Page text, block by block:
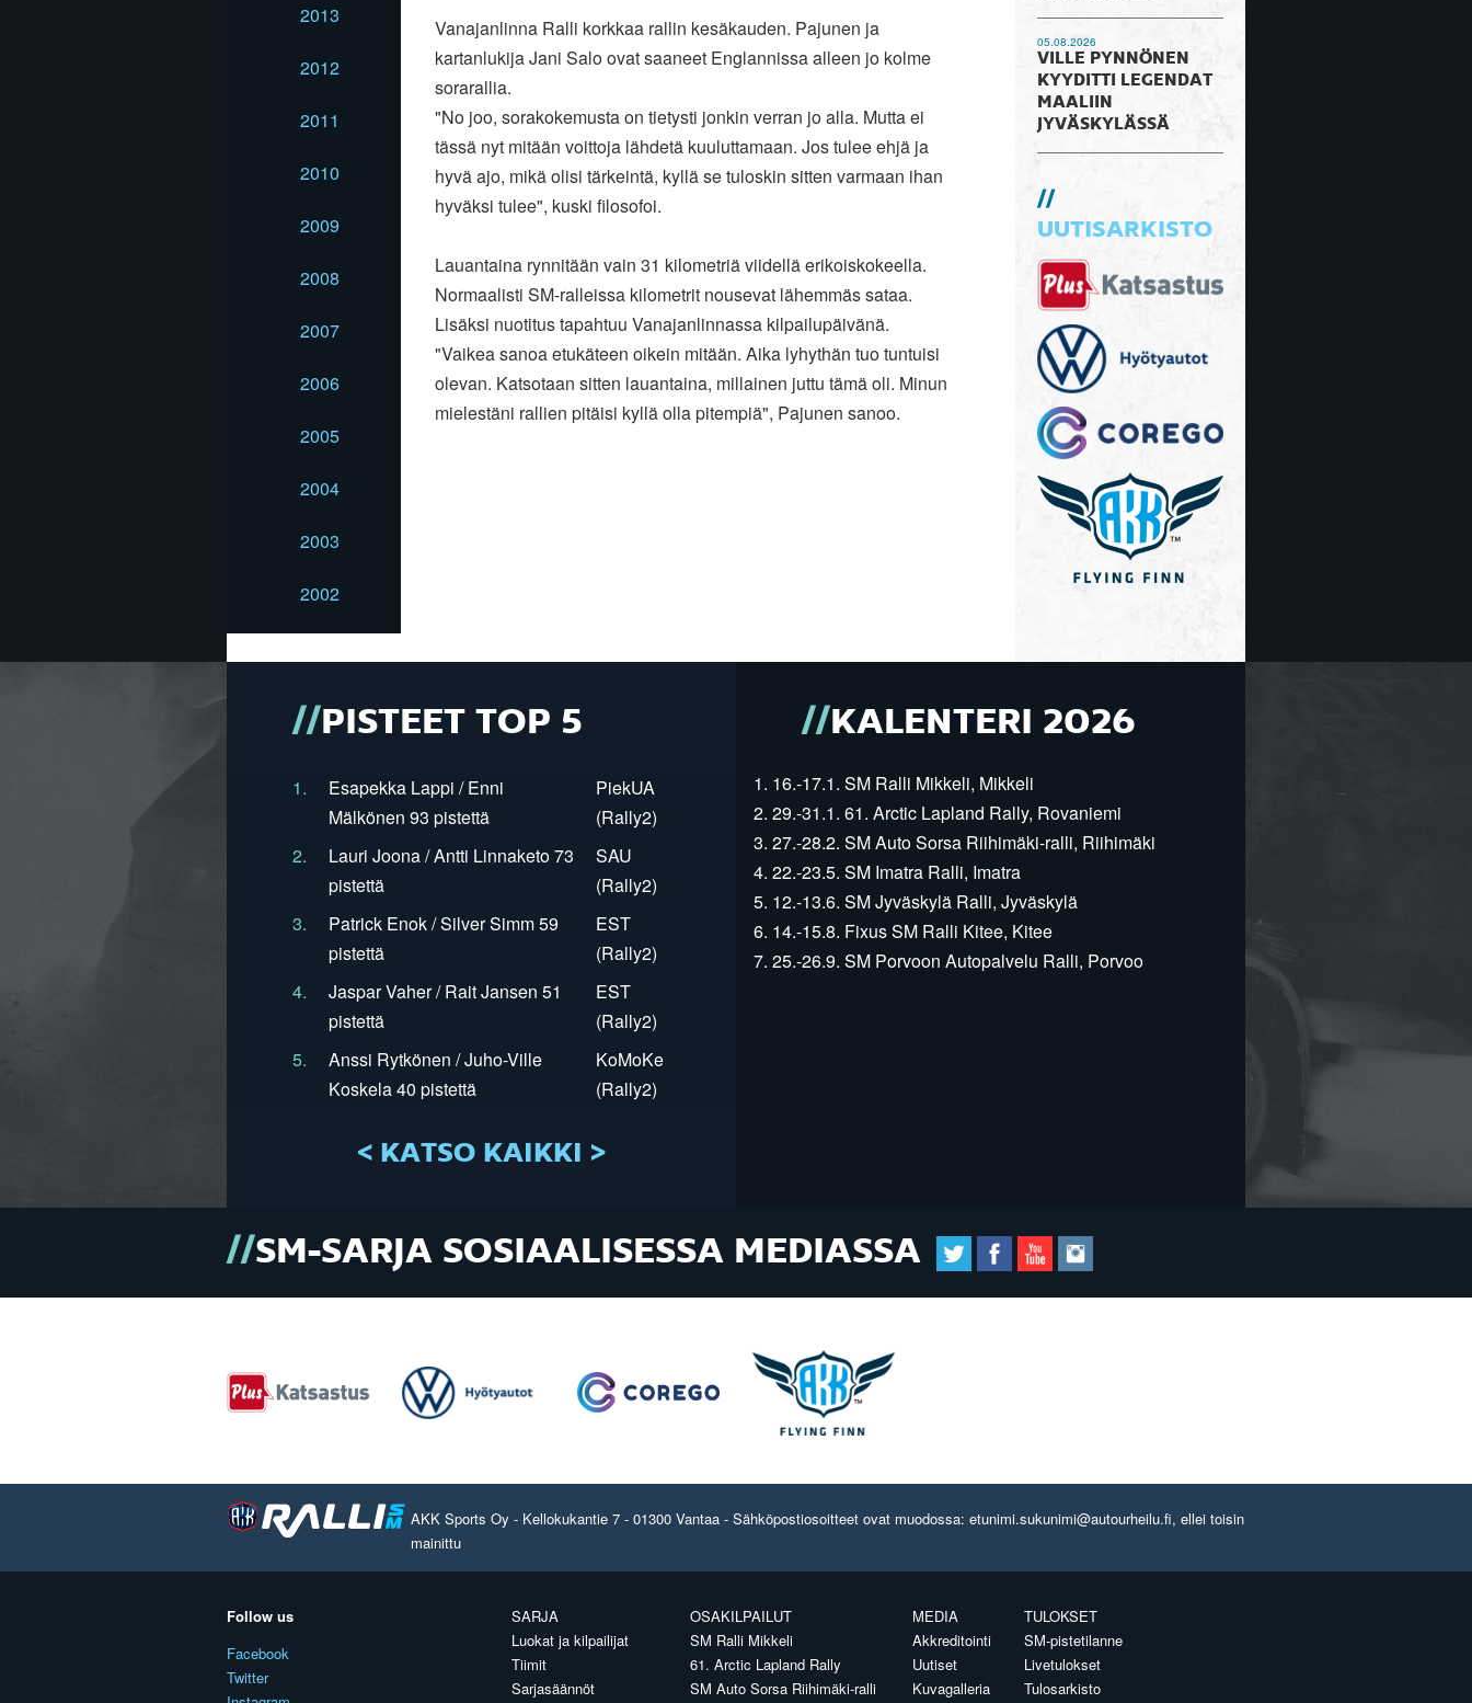
2013
2012
2011
2010
2009
2008
2007
2006
2005
2004
2003
2002
Vanajanlinna Ralli korkkaa rallin kesäkauden. Pajunen ja
kartanlukija Jani Salo ovat saaneet Englannissa alleen jo kolme
sorarallia.
"No joo, sorakokemusta on tietysti jonkin verran jo alla. Mutta ei
tässä nyt mitään voittoja lähdetä kuuluttamaan. Jos tulee ehjä ja
hyvä ajo, mikä olisi tärkeintä, kyllä se tuloskin sitten varmaan ihan
hyväksi tulee", kuski filosofoi.
Lauantaina rynnitään vain 31 kilometriä viidellä erikoiskokeella.
Normaalisti SM-ralleissa kilometrit nousevat lähemmäs sataa.
Lisäksi nuotitus tapahtuu Vanajanlinnassa kilpailupäivänä.
"Vaikea sanoa etukäteen oikein mitään. Aika lyhythän tuo tuntuisi
olevan. Katsotaan sitten lauantaina, millainen juttu tämä oli. Minun
mielestäni rallien pitäisi kyllä olla pitempiä", Pajunen sanoo.
05.08.2026
VILLE PYNNÖNEN
KYYDITTI LEGENDAT
MAALIIN
JYVÄSKYLÄSSÄ
UUTISARKISTO
PISTEET TOP 5
1.
Esapekka Lappi / Enni
Mälkönen 93 pistettä
PiekUA
(Rally2)
2.
Lauri Joona / Antti Linnaketo 73
pistettä
SAU
(Rally2)
3.
Patrick Enok / Silver Simm 59
pistettä
EST
(Rally2)
4.
Jaspar Vaher / Rait Jansen 51
pistettä
EST
(Rally2)
5.
Anssi Rytkönen / Juho-Ville
Koskela 40 pistettä
KoMoKe
(Rally2)
< KATSO KAIKKI >
KALENTERI 2026
1. 16.-17.1. SM Ralli Mikkeli, Mikkeli
2. 29.-31.1. 61. Arctic Lapland Rally, Rovaniemi
3. 27.-28.2. SM Auto Sorsa Riihimäki-ralli, Riihimäki
4. 22.-23.5. SM Imatra Ralli, Imatra
5. 12.-13.6. SM Jyväskylä Ralli, Jyväskylä
6. 14.-15.8. Fixus SM Ralli Kitee, Kitee
7. 25.-26.9. SM Porvoon Autopalvelu Ralli, Porvoo
SM-SARJA SOSIAALISESSA MEDIASSA
AKK Sports Oy - Kellokukantie 7 - 01300 Vantaa - Sähköpostiosoitteet ovat muodossa: etunimi.sukunimi@autourheilu.fi, ellei toisin
mainittu
Follow us
Facebook
Twitter
SARJA
Luokat ja kilpailijat
Tiimit
Sarjasäännöt
OSAKILPAILUT
SM Ralli Mikkeli
61. Arctic Lapland Rally
SM Auto Sorsa Riihimäki-ralli
MEDIA
Akkreditointi
Uutiset
Kuvagalleria
TULOKSET
SM-pistetilanne
Livetulokset
Tulosarkisto